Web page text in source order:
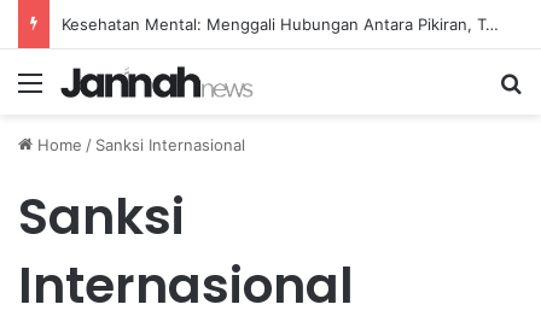
Kesehatan Mental: Menggali Hubungan Antara Pikiran, Tubuh, dan Emosi secara Mendalam
Menu
Home / Sanksi Internasional
Sanksi
Internasional